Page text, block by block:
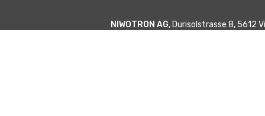
NIWOTRON AG, Durisolstrasse 8, 5612